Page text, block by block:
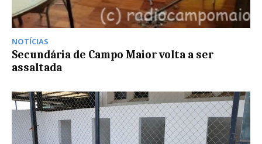
NOTÍCIAS
Secundária de Campo Maior volta a ser
assaltada